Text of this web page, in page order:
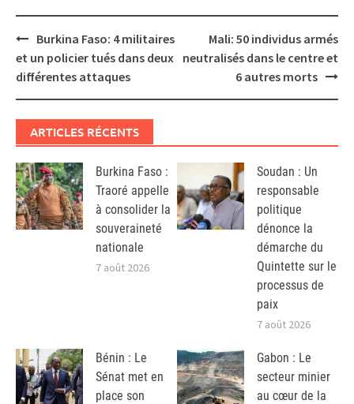
Post
navigation
Burkina Faso: 4 militaires
et un policier tués dans deux
différentes attaques
Mali: 50 individus armés
neutralisés dans le centre et
6 autres morts
ARTICLES RÉCENTS
Burkina Faso :
Traoré appelle
à consolider la
souveraineté
nationale
7 août 2026
Soudan : Un
responsable
politique
dénonce la
démarche du
Quintette sur le
processus de
paix
7 août 2026
Bénin : Le
Sénat met en
place son
Gabon : Le
secteur minier
au cœur de la